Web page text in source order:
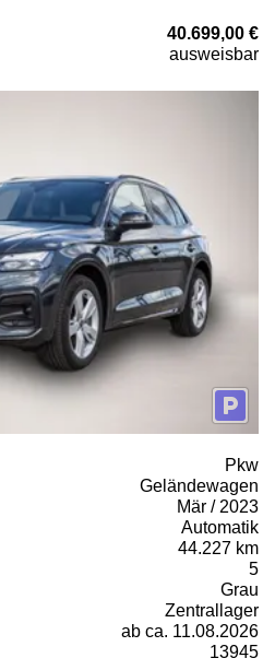
40.699,00 €
ausweisbar
Pkw
Geländewagen
Mär / 2023
Automatik
44.227 km
5
Grau
Zentrallager
ab ca. 11.08.2026
13945